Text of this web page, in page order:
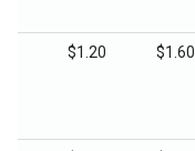
$1.60
$1.20